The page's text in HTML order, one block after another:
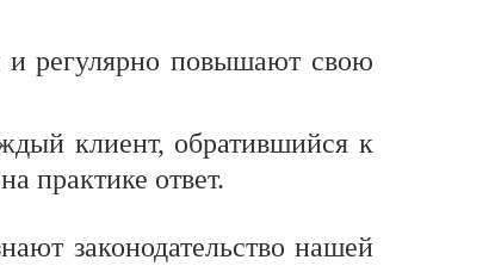
регулярно повышают свою
клиент, обратившийся к
практике ответ.
законодательство нашей